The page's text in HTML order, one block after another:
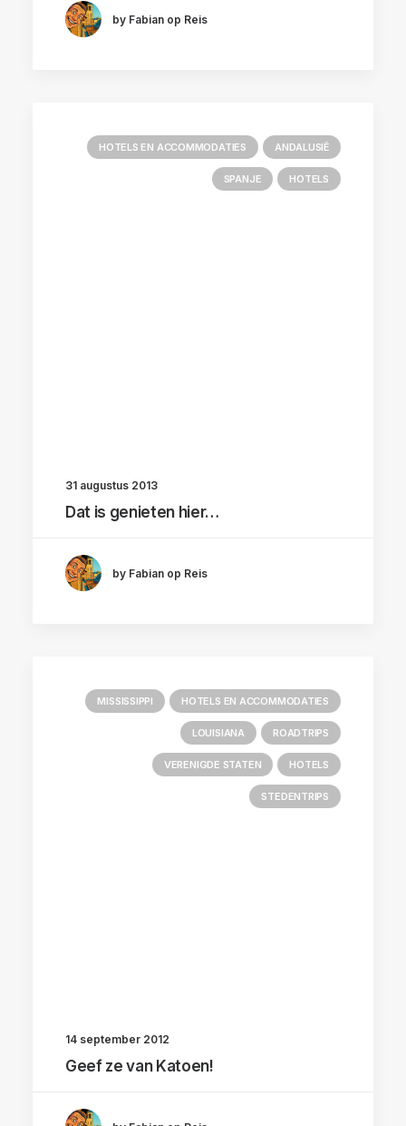
by Fabian op Reis
HOTELS EN ACCOMMODATIES ANDALUSIË
SPANJE HOTELS
31 augustus 2013
Dat is genieten hier…
by Fabian op Reis
MISSISSIPPI HOTELS EN ACCOMMODATIES
LOUISIANA ROADTRIPS
VERENIGDE STATEN HOTELS
STEDENTRIPS
14 september 2012
Geef ze van Katoen!